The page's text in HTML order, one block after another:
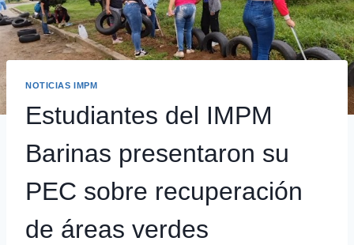
NOTICIAS IMPM
Estudiantes del IMPM
Barinas presentaron su
PEC sobre recuperación
de áreas verdes